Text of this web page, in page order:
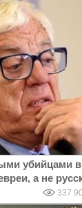
убийцами в
а не
337